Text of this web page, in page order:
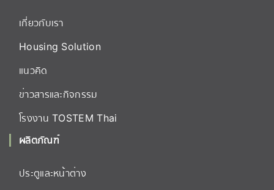
เกี่ยวกับเรา
Housing Solution
แนวคิด
ข่าวสารและกิจกรรม
โรงงาน TOSTEM Thai
ผลิตภัณฑ์
ประตูและหน้าต่าง